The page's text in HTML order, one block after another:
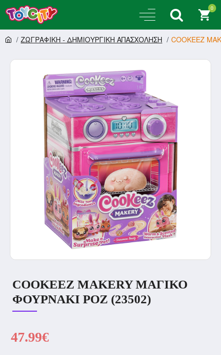
0
ΖΩΓΡΑΦΙΚΗ - ΔΗΜΙΟΥΡΓΙΚΗ ΑΠΑΣΧΟΛΗΣΗ COOKEEZ
COOKEEZ MAKERY ΜΑΓΙΚΟ
ΦΟΥΡΝΑΚΙ ΡΟΖ (23502)
47.99€